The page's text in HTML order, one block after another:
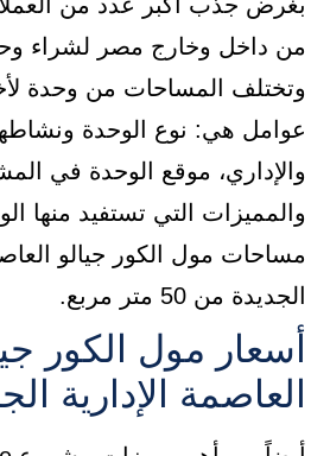
من داخل وخارج مصر لشراء
وتختلف المساحات من وحدة
عوامل هي: نوع الوحدة
والإداري، موقع الوحدة في
والمميزات التي تستفيد منها
مساحات مول الكور جيالو
الجديدة من 50 متر مربع.
أسعار مول الكور
العاصمة الإدارية